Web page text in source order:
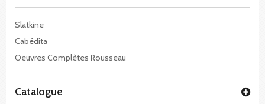
Slatkine
Cabédita
Oeuvres Complètes Rousseau
Catalogue